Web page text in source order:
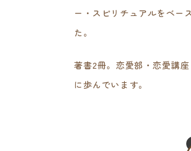
ー・スピリチュアルをベー
た。
著書2冊。恋愛部・恋愛講
に歩んでいます。